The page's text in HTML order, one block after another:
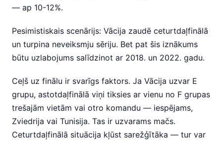
— ap 10-12%.
Pesimistiskais scenārijs: Vācija zaudē ceturtdaļfinālā
un turpina neveiksmju sēriju. Bet pat šis iznākums
būtu uzlabojums salīdzinot ar 2018. un 2022. gadu.
Ceļš uz finālu ir svarīgs faktors. Ja Vācija uzvar E
grupu, astotdaļfinālā viņi tiksies ar vienu no F grupas
trešajām vietām vai otro komandu — iespējams,
Zviedrija vai Tunisija. Tas ir uzvarams mačs.
Ceturtdaļfinālā situācija kļūst sarežģītāka — tur var